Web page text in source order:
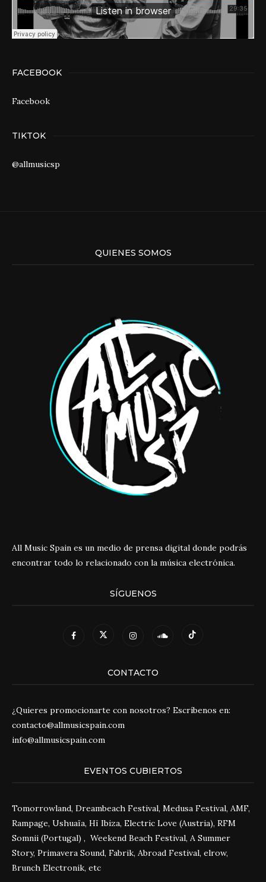
FACEBOOK
Facebook
TIKTOK
@allmusicsp
QUIENES SOMOS
All Music Spain es un medio de prensa digital donde podrás
encontrar todo lo relacionado con la música electrónica.
SÍGUENOS
CONTACTO
¿Quieres promocionarte con nosotros? Escríbenos en:
contacto@allmusicspain.com
info@allmusicspain.com
EVENTOS CUBIERTOS
Tomorrowland, Dreambeach Festival, Medusa Festival, AMF,
Rampage, Ushuaïa, Hï Ibiza, Electric Love (Austria), RFM
Somnii (Portugal) , Weekend Beach Festival, A Summer
Story, Primavera Sound, Fabrik, Abroad Festival, elrow,
Brunch Electronik, etc